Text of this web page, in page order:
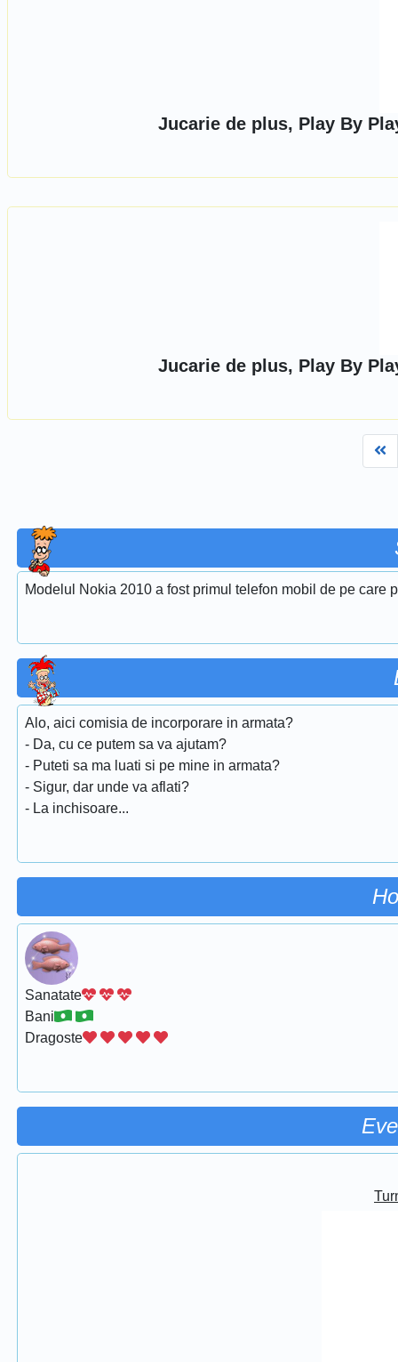
Jucarie de plus, Play By
Jucarie de plus, Play By
Modelul Nokia 2010 a fost primul telefon mobil de pe care
Alo, aici comisia de incorporare in armata?
- Da, cu ce putem sa va ajutam?
- Puteti sa ma luati si pe mine in armata?
- Sigur, dar unde va aflati?
- La inchisoare...
Sanatate
Bani
Dragoste